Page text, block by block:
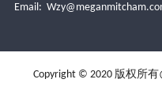
Email:
Copyright © 2020 版权所有